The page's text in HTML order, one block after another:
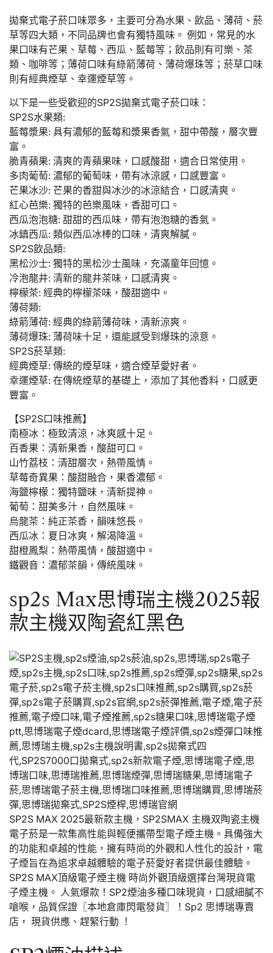
拋棄式電子菸口味眾多，主要可分為水果、飲品、薄荷、菸
草等四大類，不同品牌也會有獨特風味。 例如，常見的水
果口味有芒果、草莓、西瓜、藍莓等；飲品則有可樂、茶
類、咖啡等；薄荷口味有綠箭薄荷、薄荷爆珠等；菸草口味
則有經典煙草、幸運煙草等。
以下是一些受歡迎的SP2S拋棄式電子菸口味：
SP2S水果類:
藍莓漿果: 具有濃郁的藍莓和漿果香氣，甜中帶酸，層次豐
富。
脆青蘋果: 清爽的青蘋果味，口感酸甜，適合日常使用。
多肉葡萄: 濃郁的葡萄味，帶有冰涼感，口感豐富。
芒果冰沙: 芒果的香甜與冰沙的冰涼結合，口感清爽。
紅心芭樂: 獨特的芭樂風味，香甜可口。
西瓜泡泡糖: 甜甜的西瓜味，帶有泡泡糖的香氣。
冰鎮西瓜: 類似西瓜冰棒的口味，清爽解膩。
SP2S飲品類:
黑松沙士: 獨特的黑松沙士風味，充滿童年回憶。
冷泡龍井: 清新的龍井茶味，口感清爽。
檸檬茶: 經典的檸檬茶味，酸甜適中。
薄荷類:
綠箭薄荷: 經典的綠箭薄荷味，清新涼爽。
薄荷爆珠: 薄荷味十足，還能感受到爆珠的涼意。
SP2S菸草類:
經典煙草: 傳統的煙草味，適合煙草愛好者。
幸運煙草: 在傳統煙草的基礎上，添加了其他香料，口感更
豐富。
【SP2S口味推薦】
南極冰：極致清涼，冰爽感十足。
百香果：清新果香，酸甜可口。
山竹荔枝：清甜層次，熱帶風情。
草莓奇異果：酸甜融合，果香濃郁。
海鹽檸檬：獨特鹽味，清新提神。
葡萄：甜美多汁，自然風味。
烏龍茶：純正茶香，韻味悠長。
西瓜冰：夏日冰爽，解渴降溫。
甜橙鳳梨：熱帶風情，酸甜適中。
鐵觀音：濃郁茶韻，傳統風味。
sp2s Max思博瑞主機2025報
款主機双陶瓷紅黑色
SP2S MAX 2025最新款主機，SP2SMAX 主機双陶瓷主機
電子菸是一款集高性能與輕便攜帶型電子煙主機。具備強大
的功能和卓越的性能，擁有時尚的外觀和人性化的設計，電
子煙旨在為追求卓越體驗的電子菸愛好者提供最佳體驗。
SP2S MAX頂級電子煙主機 時尚外觀頂級選擇台灣現貨電
子煙主機。 人氣爆款！SP2煙油多種口味現貨，口感細膩不
嗆喉，品質保證〖本地倉庫閃電發貨〗！Sp2 思博瑞專賣
店， 現貨供應、趕緊行動 ！